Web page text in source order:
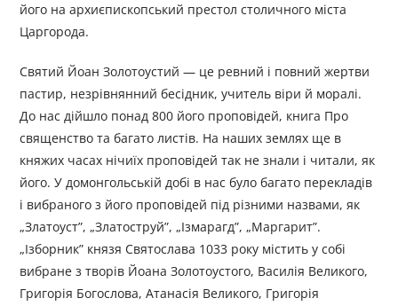
його на архиєпископський престол столичного міста
Царгорода.
Святий Йоан Золотоустий — це ревний і повний жертви
пастир, незрівнянний бесідник, учитель віри й моралі.
До нас дійшло понад 800 його проповідей, книга Про
священство та багато листів. На наших землях ще в
княжих часах нічиїх проповідей так не знали і читали, як
його. У домонгольській добі в нас було багато перекладів
і вибраного з його проповідей під різними назвами, як
„Златоуст”, „Златоструй”, „Ізмарагд”, „Маргарит”.
„Ізборник” князя Святослава 1033 року містить у собі
вибране з творів Йоана Золотоустого, Василія Великого,
Григорія Богослова, Атанасія Великого, Григорія